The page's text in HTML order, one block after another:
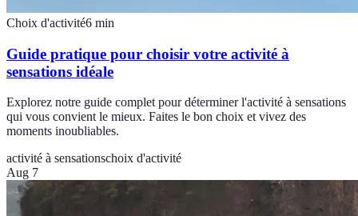
Choix d'activité6 min
Guide pratique pour choisir votre activité à
sensations idéale
Explorez notre guide complet pour déterminer l'activité à sensations
qui vous convient le mieux. Faites le bon choix et vivez des
moments inoubliables.
activité à sensationschoix d'activité
Aug 7